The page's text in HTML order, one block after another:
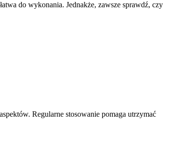
do wykonania. Jednakże, zawsze sprawdź, czy
Regularne stosowanie pomaga utrzymać